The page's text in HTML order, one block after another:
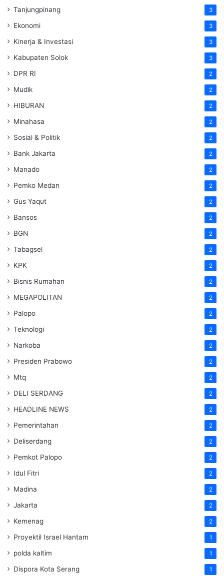
Tanjungpinang 3
Ekonomi 3
Kinerja & Investasi 3
Kabupaten Solok 3
DPR RI 2
Mudik 2
HIBURAN 2
Minahasa 2
Sosial & Politik 2
Bank Jakarta 2
Manado 2
Pemko Medan 2
Gus Yaqut 2
Bansos 2
BGN 2
Tabagsel 2
KPK 2
Bisnis Rumahan 2
MEGAPOLITAN 2
Palopo 2
Teknologi 2
Narkoba 2
Presiden Prabowo 2
Mtq 2
DELI SERDANG 2
HEADLINE NEWS 2
Pemerintahan 2
Deliserdang 2
Pemkot Palopo 2
Idul Fitri 2
Madina 2
Jakarta 2
Kemenag 2
Proyektil Israel Hantam 1
polda kaltim 1
Dispora Kota Serang 1